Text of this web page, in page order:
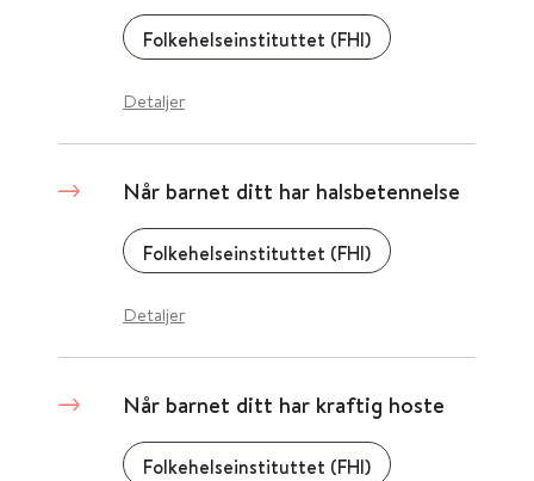
Folkehelseinstituttet (FHI)
Detaljer
Når barnet ditt har halsbetennelse
Folkehelseinstituttet (FHI)
Detaljer
Når barnet ditt har kraftig hoste
Folkehelseinstituttet (FHI)